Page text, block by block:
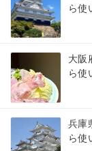
ら使
大阪
ら使
兵庫
ら使